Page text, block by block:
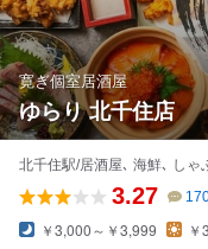
寛ぎ個室居酒屋
ゆらり 北千住店
北千住駅/居酒屋､ 海鮮､ しゃ
3.27
￥3,000～￥3,999